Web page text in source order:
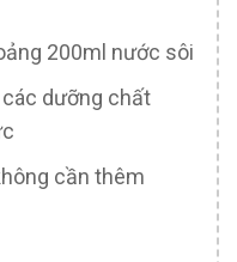
200ml nước sôi
dưỡng chất
cần thêm